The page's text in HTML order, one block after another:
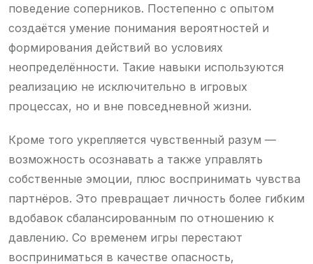
поведение соперников. Постепенно с опытом
создаётся умение понимания вероятностей и
формирования действий во условиях
неопределённости. Такие навыки используются
реализацию не исключительно в игровых
процессах, но и вне повседневной жизни.
Кроме того укрепляется чувственный разум —
возможность осознавать а также управлять
собственные эмоции, плюс воспринимать чувства
партнёров. Это превращает личность более гибким
вдобавок сбалансированным по отношению к
давлению. Со временем игры перестают
восприниматься в качестве опасность,